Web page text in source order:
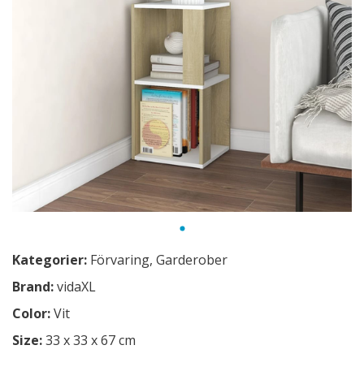
Kategorier: Förvaring, Garderober
Brand:vidaXL
Color:Vit
Size:33 x 33 x 67 cm